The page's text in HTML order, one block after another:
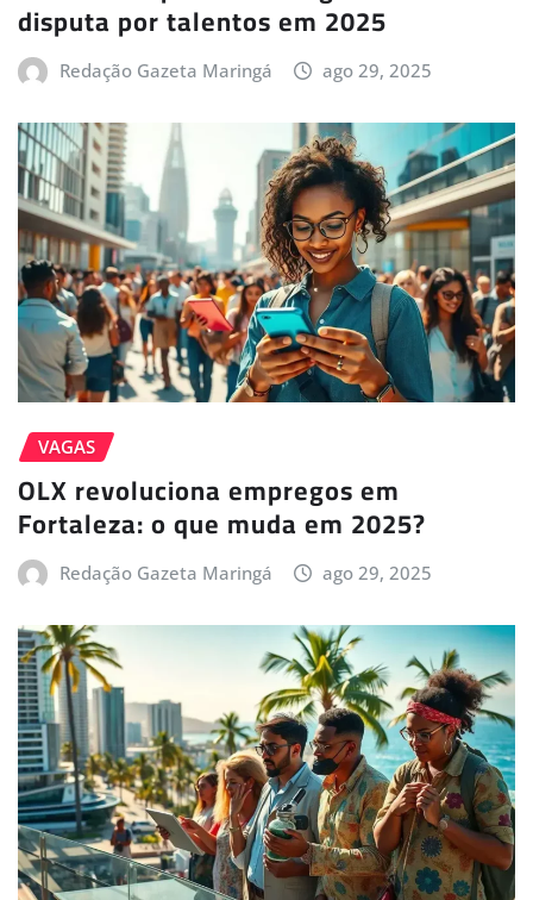
disputa por talentos em 2025
Redação Gazeta Maringá ago 29, 2025
VAGAS
OLX revoluciona empregos em
Fortaleza: o que muda em 2025?
Redação Gazeta Maringá ago 29, 2025